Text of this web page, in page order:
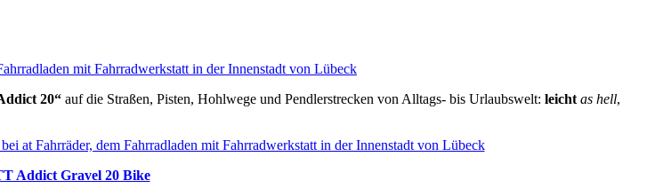
20“ auf die Straßen, Pisten, Hohlwege und Pendlerstrecken von Alltags- bis Urlaubswelt: leicht as hell,
Addict Gravel 20 Bike